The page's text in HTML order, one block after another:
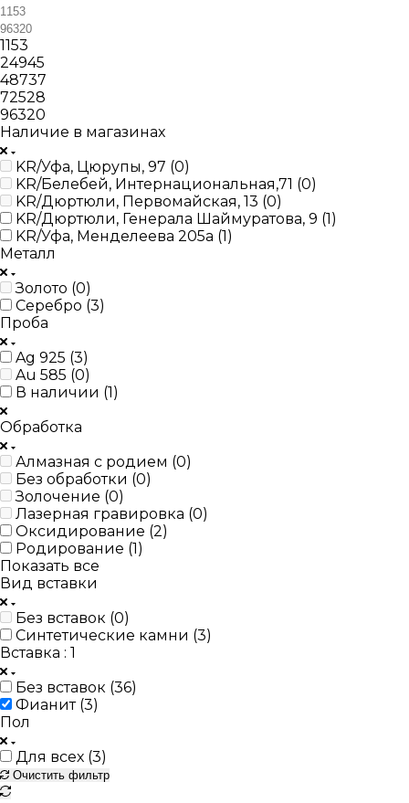
1153
24945
48737
72528
96320
Наличие в магазинах
KR/Уфа, Цюрупы, 97 (0)
KR/Белебей, Интернациональная,71 (0)
KR/Дюртюли, Первомайская, 13 (0)
KR/Дюртюли, Генерала Шаймуратова, 9 (1)
KR/Уфа, Менделеева 205а (1)
Металл
Золото (0)
Серебро (3)
Проба
Ag 925 (3)
Au 585 (0)
В наличии (1)
Обработка
Алмазная с родием (0)
Без обработки (0)
Золочение (0)
Лазерная гравировка (0)
Оксидирование (2)
Родирование (1)
Показать все
Вид вставки
Без вставок (0)
Синтетические камни (3)
Вставка : 1
Без вставок (36)
Фианит (3)
Пол
Для всех (3)
Очистить фильтр